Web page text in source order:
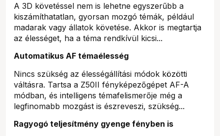
A 3D követéssel nem is lehetne egyszerűbb a
kiszámíthatatlan, gyorsan mozgó témák, például
madarak vagy állatok követése. Akkor is megtartja
az élességet, ha a téma rendkívül kicsi...
Automatikus AF témaélesség
Nincs szükség az élességállítási módok közötti
váltásra. Tartsa a Z50II fényképezőgépet AF-A
módban, és intelligens témafelismerője még a
legfinomabb mozgást is észreveszi, szükség...
Ragyogó teljesítmény gyenge fényben is